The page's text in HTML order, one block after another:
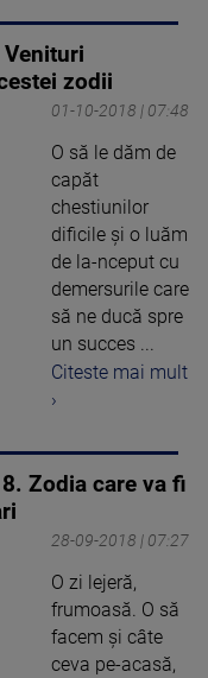
zodii
01-10-2018 | 07:48
O să le dăm de
capăt
chestiunilor
dificile şi o luăm
de la-nceput cu
demersurile care
să ne ducă spre
un succes ...
Citeste mai mult
›
Zodia care va fi
28-09-2018 | 07:27
O zi lejeră,
frumoasă. O să
facem şi câte
ceva pe-acasă,